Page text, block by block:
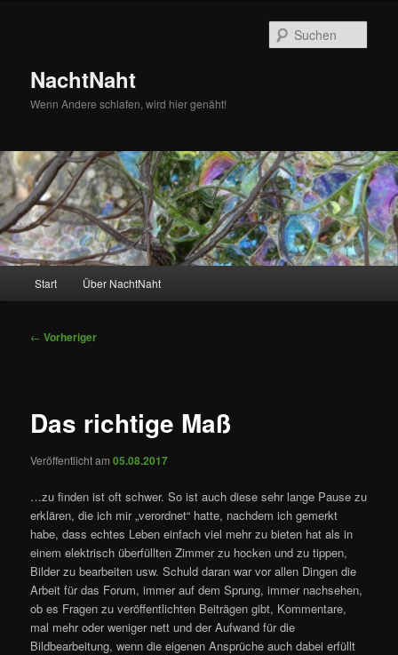
NachtNaht
Wenn Andere schlafen, wird hier genäht!
Start Über NachtNaht
Beitragsnavigation
← Vorheriger
Das richtige Maß
Veröffentlicht am05.08.2017
…zu finden ist oft schwer. So ist auch diese sehr lange Pause zu
erklären, die ich mir „verordnet“ hatte, nachdem ich gemerkt
habe, dass echtes Leben einfach viel mehr zu bieten hat als in
einem elektrisch überfüllten Zimmer zu hocken und zu tippen,
Bilder zu bearbeiten usw. Schuld daran war vor allen Dingen die
Arbeit für das Forum, immer auf dem Sprung, immer nachsehen,
ob es Fragen zu veröffentlichten Beiträgen gibt, Kommentare,
mal mehr oder weniger nett und der Aufwand für die
Bildbearbeitung, wenn die eigenen Ansprüche auch dabei erfüllt